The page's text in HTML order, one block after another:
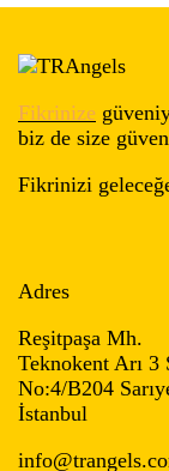
Fikrinize
biz de size
Fikrinizi
Adres
Reşitpaşa Mh.
Teknokent Arı 3
No:4/B204
İstanbul